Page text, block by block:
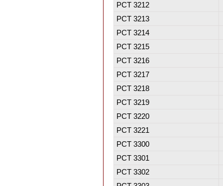
PCT 3212
PCT 3213
PCT 3214
PCT 3215
PCT 3216
PCT 3217
PCT 3218
PCT 3219
PCT 3220
PCT 3221
PCT 3300
PCT 3301
PCT 3302